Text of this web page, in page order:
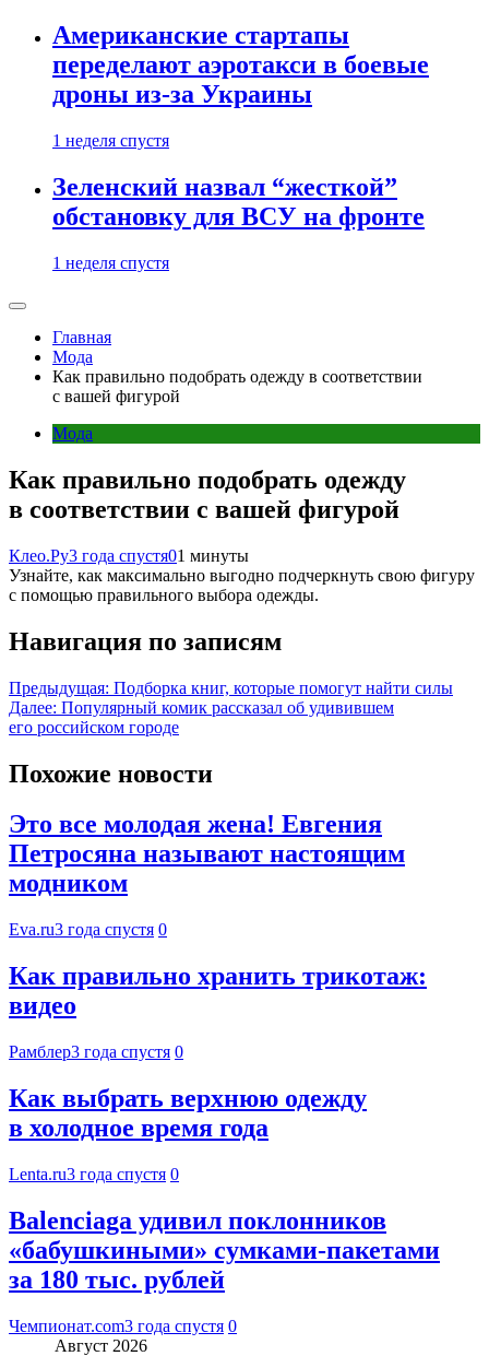
Американские стартапы
переделают аэротакси в боевые
дроны из-за Украины
1 неделя спустя
Зеленский назвал “жесткой”
обстановку для ВСУ на фронте
1 неделя спустя
Главная
Мода
Как правильно подобрать одежду в соответствии
с вашей фигурой
Мода
Как правильно подобрать одежду
в соответствии с вашей фигурой
Клео.Ру3 года спустя01 минуты
Узнайте, как максимально выгодно подчеркнуть свою фигуру
с помощью правильного выбора одежды.
Навигация по записям
Предыдущая: Подборка книг, которые помогут найти силы
Далее: Популярный комик рассказал об удивившем
его российском городе
Похожие новости
Это все молодая жена! Евгения
Петросяна называют настоящим
модником
Eva.ru3 года спустя 0
Как правильно хранить трикотаж:
видео
Рамблер3 года спустя 0
Как выбрать верхнюю одежду
в холодное время года
Lenta.ru3 года спустя 0
Balenciaga удивил поклонников
«бабушкиными» сумками-пакетами
за 180 тыс. рублей
Чемпионат.com3 года спустя 0
Август 2026